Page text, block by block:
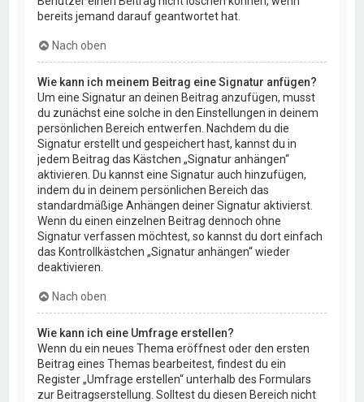
bereits jemand darauf geantwortet hat.
Nach oben
Wie kann ich meinem Beitrag eine Signatur anfügen?
Um eine Signatur an deinen Beitrag anzufügen, musst
du zunächst eine solche in den Einstellungen in deinem
persönlichen Bereich entwerfen. Nachdem du die
Signatur erstellt und gespeichert hast, kannst du in
jedem Beitrag das Kästchen „Signatur anhängen“
aktivieren. Du kannst eine Signatur auch hinzufügen,
indem du in deinem persönlichen Bereich das
standardmäßige Anhängen deiner Signatur aktivierst.
Wenn du einen einzelnen Beitrag dennoch ohne
Signatur verfassen möchtest, so kannst du dort einfach
das Kontrollkästchen „Signatur anhängen“ wieder
deaktivieren.
Nach oben
Wie kann ich eine Umfrage erstellen?
Wenn du ein neues Thema eröffnest oder den ersten
Beitrag eines Themas bearbeitest, findest du ein
Register „Umfrage erstellen“ unterhalb des Formulars
zur Beitragserstellung. Solltest du diesen Bereich nicht